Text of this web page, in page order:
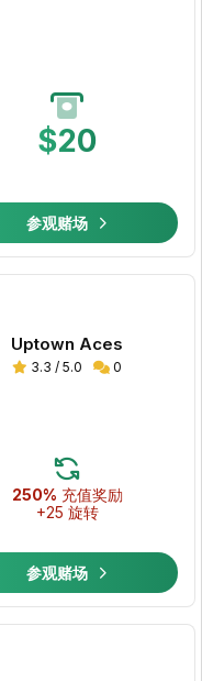
$20
参观赌场
Uptown Aces
3.3 / 5.0 0
250% 充值奖励
+25 旋转
参观赌场